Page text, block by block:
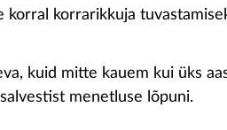
korrarikkuja
kuid mitte kauem kui üks
menetluse lõpuni.